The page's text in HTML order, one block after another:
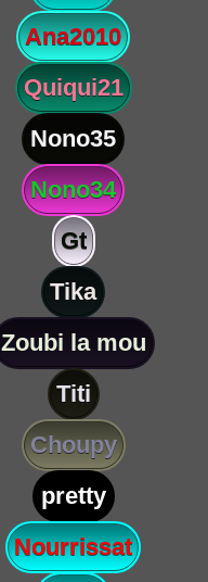
Ana2010
Quiqui21
Nono35
Nono34
Gt
Tika
Zoubi la mou
Titi
Choupy
pretty
Nourrissat